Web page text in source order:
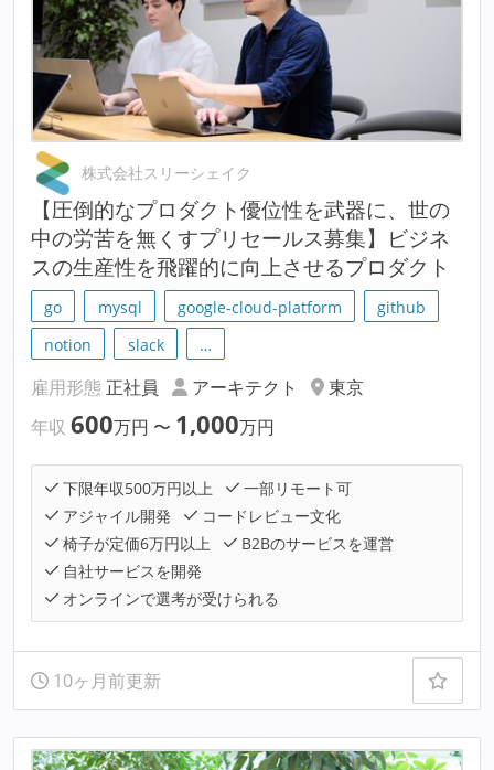
株式会社スリーシェイク
【圧倒的なプロダクト優位性を武器に、世の
中の労苦を無くすプリセールス募集】ビジネ
スの生産性を飛躍的に向上させるプロダクト
go mysql google-cloud-platform
github
notion
slack …
雇用形態 正社員 アーキテクト
東京
年収 600万円 〜 1,000万円
下限年収500万円以上
一部リモート可
アジャイル開発
コードレビュー文化
椅子が定価6万円以上
B2Bのサービスを運営
自社サービスを開発
オンラインで選考が受けられる
10ヶ月前更新